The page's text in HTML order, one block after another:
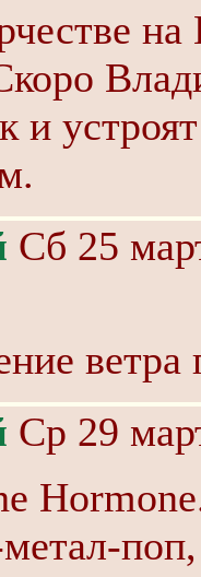
и
Сб 25
ветра
Ср 29